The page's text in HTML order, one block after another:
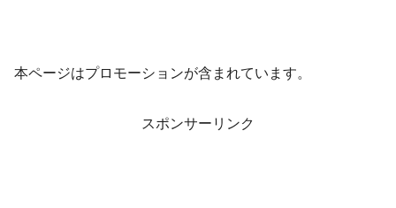
本ページはプロモーションが含まれています。
スポンサーリンク